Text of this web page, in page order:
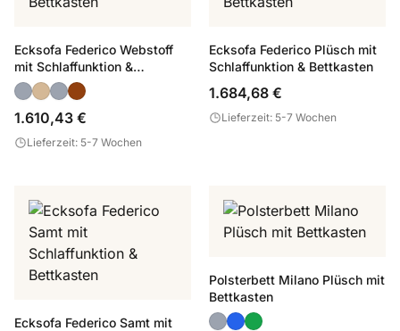
Ecksofa Federico Webstoff
mit Schlaffunktion &
Bettkasten
1.610,43 €
Lieferzeit: 5-7 Wochen
Ecksofa Federico Plüsch mit
Schlaffunktion & Bettkasten
1.684,68 €
Lieferzeit: 5-7 Wochen
Ecksofa Federico Samt mit
Polsterbett Milano Plüsch mit
Bettkasten